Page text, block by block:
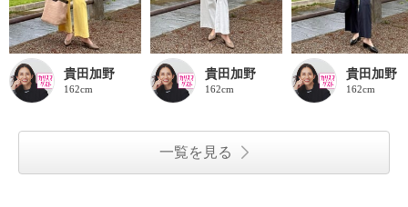
貴田加野
162cm
貴田加野
162cm
貴田加野
162cm
一覧を見る